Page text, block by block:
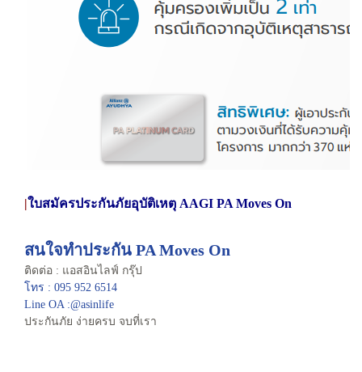
|ใบสมัครประกันภัยอุบัติเหตุ AAGI PA Moves On
สนใจทำประกัน PA Moves On
ติดต่อ : แอสอินไลฟ์ กรุ๊ป
โทร : 095 952 6514
Line OA :@asinlife
ประกันภัย ง่ายครบ จบที่เรา